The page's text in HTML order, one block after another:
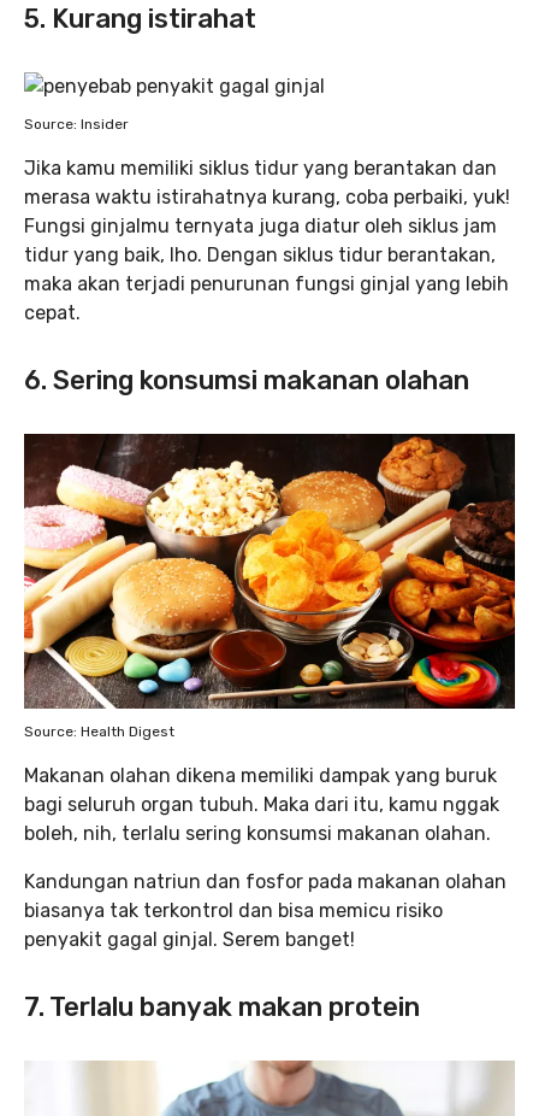
5. Kurang istirahat
Source: Insider
Jika kamu memiliki siklus tidur yang berantakan dan
merasa waktu istirahatnya kurang, coba perbaiki, yuk!
Fungsi ginjalmu ternyata juga diatur oleh siklus jam
tidur yang baik, lho. Dengan siklus tidur berantakan,
maka akan terjadi penurunan fungsi ginjal yang lebih
cepat.
6. Sering konsumsi makanan olahan
Source: Health Digest
Makanan olahan dikena memiliki dampak yang buruk
bagi seluruh organ tubuh. Maka dari itu, kamu nggak
boleh, nih, terlalu sering konsumsi makanan olahan.
Kandungan natriun dan fosfor pada makanan olahan
biasanya tak terkontrol dan bisa memicu risiko
penyakit gagal ginjal. Serem banget!
7. Terlalu banyak makan protein